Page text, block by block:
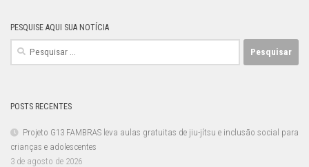
PESQUISE AQUI SUA NOTÍCIA
Pesquisar
POSTS RECENTES
Projeto G13 FAMBRAS leva aulas gratuitas de jiu-jítsu e inclusão social para
crianças e adolescentes
3 de agosto de 2026